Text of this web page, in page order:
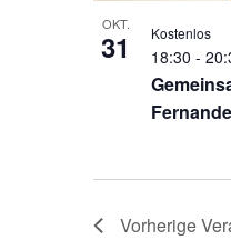
OKT.
31 18:30 -
Kostenlos
Vorherige